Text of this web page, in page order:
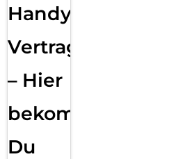
Handy
Vertragsabwicklung
– Hier
bekommst
Du